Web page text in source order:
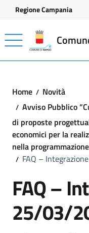
Vai ai contenuti
Vai al footer
Regione Campania
Home
Novità
Avviso Pubblico
di proposte
economici per la
nella
FAQ –
FAQ –
25/03/